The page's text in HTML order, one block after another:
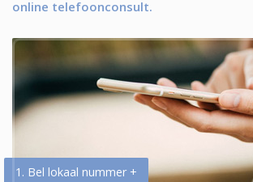
online telefoonconsult.
1. Bel lokaal nummer +